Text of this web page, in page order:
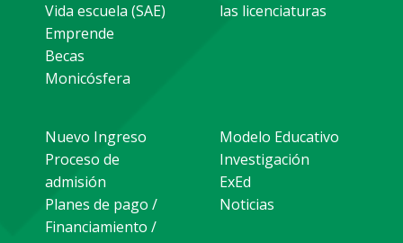
Vida escuela (SAE)
Emprende
Becas
Monicósfera
las licenciaturas
Nuevo Ingreso
Proceso de
admisión
Planes de pago /
Financiamiento /
Modelo Educativo
Investigación
ExEd
Noticias